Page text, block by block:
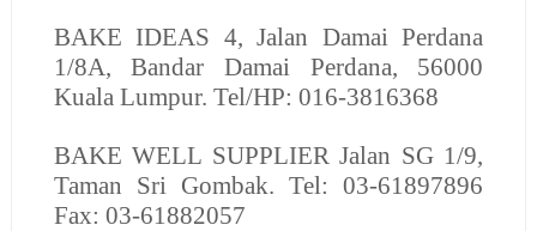
BAKE IDEAS 4, Jalan Damai Perdana
1/8A, Bandar Damai Perdana, 56000
Kuala Lumpur. Tel/HP: 016-3816368
BAKE WELL SUPPLIER Jalan SG 1/9,
Taman Sri Gombak. Tel: 03-61897896
Fax: 03-61882057